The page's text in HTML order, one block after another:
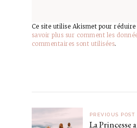
Ce site utilise Akismet pour réduire
savoir plus sur comment les
commentaires sont utilisées.
PREVIOUS POST
La Princesse